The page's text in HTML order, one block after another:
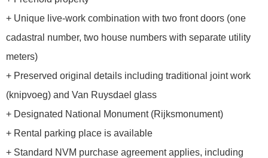
+ Unique live-work combination with two front doors (one
cadastral number, two house numbers with separate utility
meters)
+ Preserved original details including traditional joint work
(knipvoeg) and Van Ruysdael glass
+ Designated National Monument (Rijksmonument)
+ Rental parking place is available
+ Standard NVM purchase agreement applies, including